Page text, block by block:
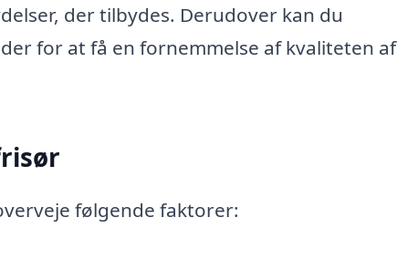
der tilbydes. Derudover kan du
for at få en fornemmelse af kvaliteten af
følgende faktorer: